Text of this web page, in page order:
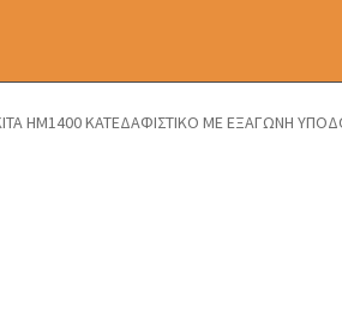
HM1400 ΚΑΤΕΔΑΦΙΣΤΙΚΟ ΜΕ ΕΞΑΓΩΝΗ